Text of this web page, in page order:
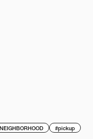
NEIGHBORHOOD #pickup